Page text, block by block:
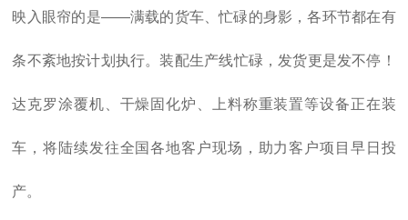
映入眼帘的是——满载的货车、忙碌的身影，各环节都在有
条不紊地按计划执行。装配生产线忙碌，发货更是发不停！
达克罗涂覆机、干燥固化炉、上料称重装置等设备正在装
车，将陆续发往全国各地客户现场，助力客户项目早日投
产。